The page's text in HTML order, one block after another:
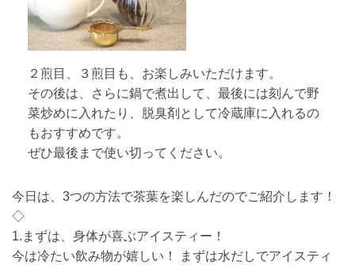
２煎目、３煎目も、お楽しみいただけます。
その後は、さらに鍋で煮出して、最後には刻んで野
菜炒めに入れたり、脱臭剤として冷蔵庫に入れるの
もおすすめです。
ぜひ最後まで使い切ってください。
今日は、3つの方法で茶葉を楽しんだのでご紹介します！
◇
1.まずは、身体が喜ぶアイスティー！
今は冷たい飲み物が嬉しい！ まずは水だしでアイスティ